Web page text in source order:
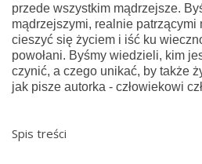
przede wszystkim mądrzejsze.
mądrzejszymi, realnie patrzącymi
cieszyć się życiem i iść ku
powołani. Byśmy wiedzieli, kim
czynić, a czego unikać, by także
jak pisze autorka - człowiekowi
Spis treści